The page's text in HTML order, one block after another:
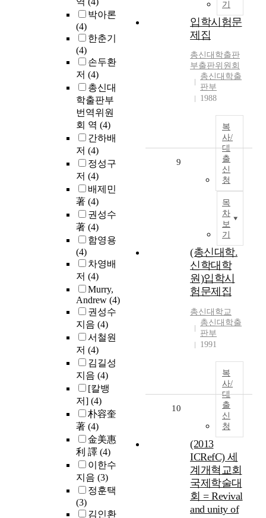
박아론
(4)
한춘기
(4)
손두환
저 (4)
총신대
학출판부
번역위원
회 역 (4)
간하배
저 (4)
정성구
저 (4)
배제민
著 (4)
권성수
著 (4)
함영용
(4)
차영배
저 (4)
Murry,
Andrew (4)
권성수
지음 (4)
서철원
저 (4)
김길성
지음 (4)
[칼뱅
저] (4)
朴容奎
著 (4)
金美惠
利 譯 (4)
이한수
지음 (3)
정훈택
(3)
김인환
기
입학시험문
제집
총신대학출판
부출판위원회
총신대학출
판부
1988
복
사/
대
출
신
청
목
차
보
기
9
(총신대학.
신학대학
원)입학시
험문제집
총신대학교
총신대학출
판부
1991
복
사/
대
출
신
청
10
(2013
ICRefC) 세
계개혁교회
국제학술대
회 = Revival
and unity of